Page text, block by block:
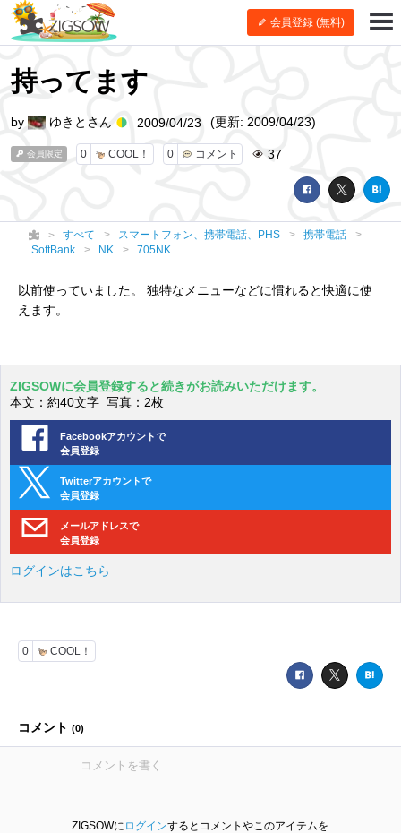
会員登録 (無料)
持ってます
会員限定 0 COOL！ 0 コメント 37
by ゆきとさん 2009/04/23 (更新: 2009/04/23)
すべて スマートフォン、携帯電話、PHS
携帯電話
SoftBank
NK 705NK
以前使っていました。 独特なメニューなどに慣れると快適に使
えます。
ZIGSOWに会員登録すると続きがお読みいただけます。
本文：約40文字 写真：2枚
Facebookアカウントで
会員登録
Twitterアカウントで
会員登録
メールアドレスで
会員登録
ログインはこちら
0 COOL！
コメント (0)
ZIGSOWに ログインするとコメントやこのアイテムを